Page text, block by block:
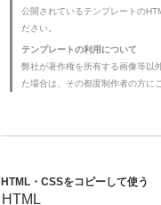
公開されているテンプレートの
ださい。
テンプレートの利用について
弊社が著作権を所有する画像等以
た場合は、その都度制作者の方に
HTML・CSSをコピーして使う
HTML